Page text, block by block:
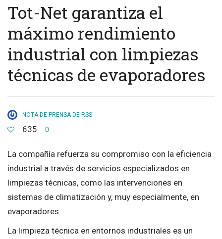
Tot-Net garantiza el
máximo rendimiento
industrial con limpiezas
técnicas de evaporadores
NOTA DE PRENSA DE RSS
635 0
La compañía refuerza su compromiso con la eficiencia
industrial a través de servicios especializados en
limpiezas técnicas, como las intervenciones en
sistemas de climatización y, muy especialmente, en
evaporadores
La limpieza técnica en entornos industriales es un